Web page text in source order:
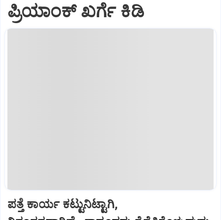
ಪ್ರಿಯಾಂಕ್ ಖರ್ಗೆ ಕಿಡಿ
ಪತ್ತೆ ಕಾರ್ಯ ಕಟ್ಟುನಿಟ್ಟಾಗಿ,